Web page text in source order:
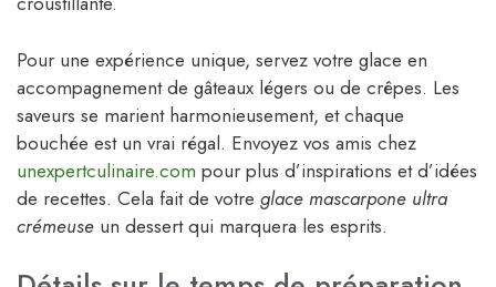
Pour une expérience unique, servez votre glace en
accompagnement de gâteaux légers ou de crêpes. Les
saveurs se marient harmonieusement, et chaque
bouchée est un vrai régal. Envoyez vos amis chez
unexpertculinaire.com pour plus d’inspirations et d’idées
de recettes. Cela fait de votre glace mascarpone ultra
crémeuse un dessert qui marquera les esprits.